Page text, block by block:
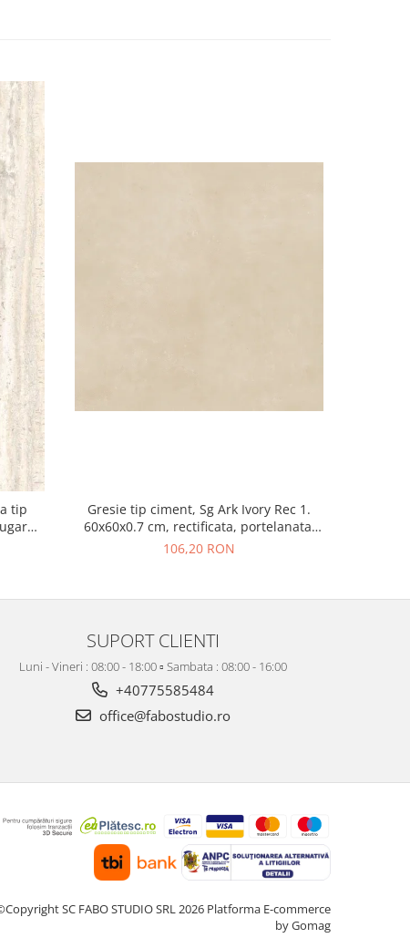
tip
mat
Gresie tip ciment, Sg Ark Ivory Rec 1.
60x60x0.7 cm, rectificata, portelanata,
bej, finisaj mat
106,20 RON
SUPORT CLIENTI
Luni - Vineri : 08:00 - 18:00 ▫️ Sambata : 08:00 - 16:00
+40775585484
office@fabostudio.ro
SC FABO STUDIO SRL 2026 Platforma E-commerce
by Gomag